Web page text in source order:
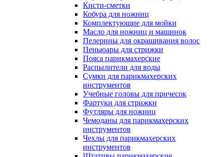
Кисти-сметки
Кобура для ножниц
Комплектующие для мойки
Масло для ножниц и машинок
Пелерины для окрашивания волос
Пеньюары для стрижки
Пояса парикмахерские
Распылители для воды
Сумки для парикмахерских
инструментов
Учебные головы для причесок
Фартуки для стрижки
Футляры для ножниц
Чемоданы для парикмахерских
инструментов
Чехлы для парикмахерских
инструментов